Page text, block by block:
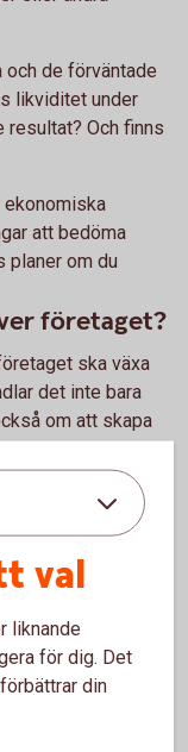
och de förväntade
likviditet under
resultat? Och finns
ekonomiska
att bedöma
planer om du
företaget?
ska växa
det inte bara
om att skapa
vilja stanna.
kan
när
när
eller
att vara
val
liknande
för dig. Det
din